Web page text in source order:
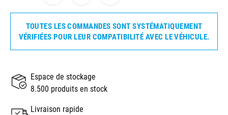
TOUTES LES COMMANDES SONT SYSTÉMATIQUEMENT
VÉRIFIÉES POUR LEUR COMPATIBILITÉ AVEC LE VÉHICULE.
Espace de stockage
8.500 produits en stock
Livraison rapide